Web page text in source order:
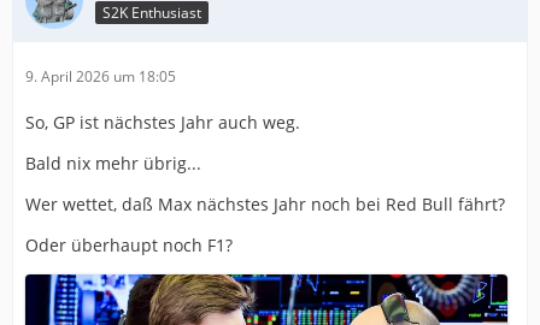
S2K Enthusiast
9. April 2026 um 18:05
So, GP ist nächstes Jahr auch weg.
Bald nix mehr übrig...
Wer wettet, daß Max nächstes Jahr noch bei Red Bull fährt?
Oder überhaupt noch F1?